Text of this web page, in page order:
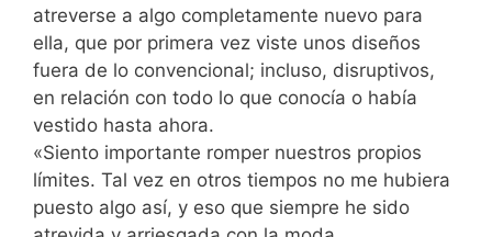
atreverse a algo completamente nuevo para
ella, que por primera vez viste unos diseños
fuera de lo convencional; incluso, disruptivos,
en relación con todo lo que conocía o había
vestido hasta ahora.
«Siento importante romper nuestros propios
límites. Tal vez en otros tiempos no me hubiera
puesto algo así, y eso que siempre he sido